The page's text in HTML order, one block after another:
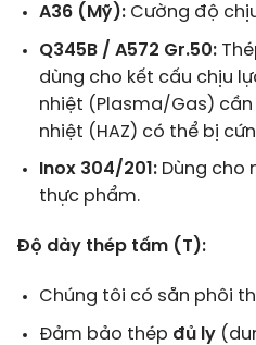
A36 (Mỹ):Cường độ
Q345B / A572 Gr.50:
dùng cho kết cấu chịu
nhiệt (Plasma/Gas) cần
nhiệt (HAZ) có thể bị
Inox 304/201:Dùng cho
thực phẩm.
Độ dày thép tấm (T):
Chúng tôi có sẵn phôi
Đảm bảo thép đủ ly